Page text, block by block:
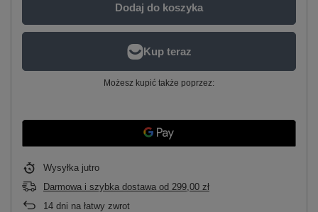
Dodaj do koszyka
Możesz kupić także poprzez:
Wysyłka jutro
Darmowa i szybka dostawa od 299,00 zł
14 dni na łatwy zwrot